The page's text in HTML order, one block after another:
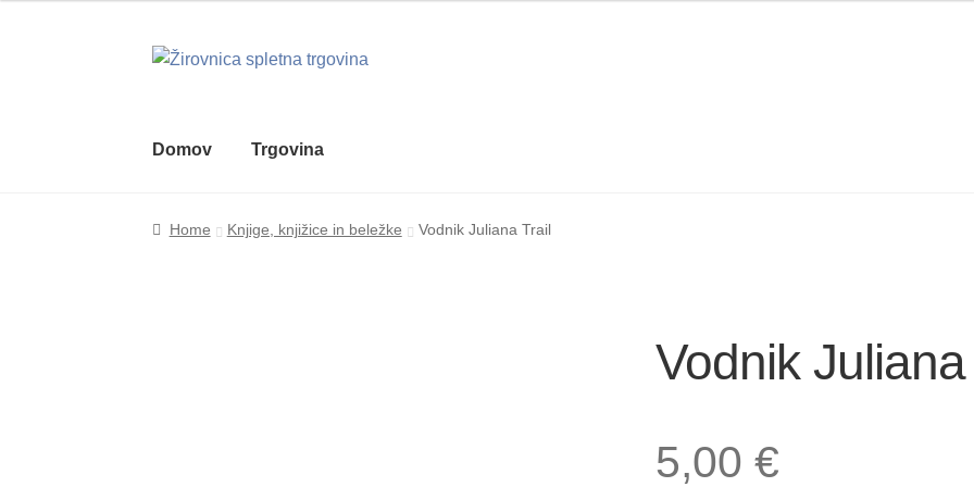
Skip
Skip
Domov Trgovina
Home Košarica My account Pogoji uporabe piknik prostorov v Završnici
Home Knjige, knjižice in beležke Vodnik Juliana Trail
Vodnik Juliana
5,00 €